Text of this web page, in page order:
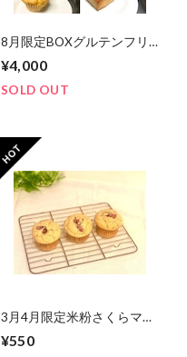
8月限定BOXグルテンフリ
ーvegan(お盆前お届け枠)
¥4,000
SOLD OUT
3月4月限定米粉さくらマフ
ィン(グルテンフリーヴィー
ガン )
¥550